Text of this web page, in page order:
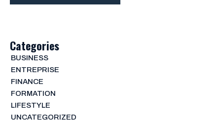
Categories
BUSINESS
ENTREPRISE
FINANCE
FORMATION
LIFESTYLE
UNCATEGORIZED